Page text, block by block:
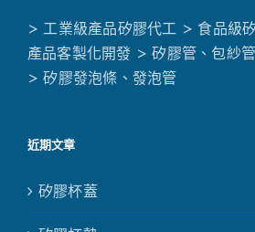
> 工業級產品矽膠代工 > 食品級
產品客製化開發 > 矽膠管、包紗管
> 矽膠發泡條、發泡管
近期文章
矽膠杯蓋